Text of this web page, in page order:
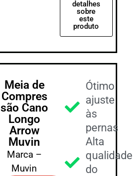
detalhes
sobre
este
produto
Meia de
Compres
são Cano
Longo
Arrow
Muvin
Marca –
Muvin
Ótimo
ajuste
às
pernas
Alta
qualidade
do